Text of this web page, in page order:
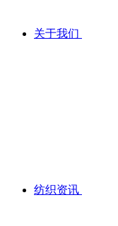
关于我们
纺织资讯